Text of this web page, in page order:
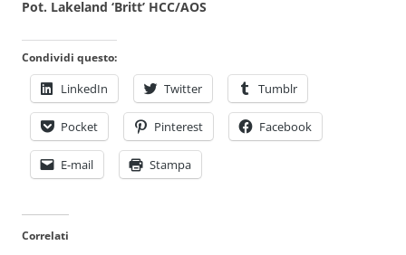
Pot. Lakeland ‘Britt’ HCC/AOS
Condividi questo:
LinkedIn Twitter Tumblr
Pocket Pinterest Facebook
E-mail Stampa
Correlati